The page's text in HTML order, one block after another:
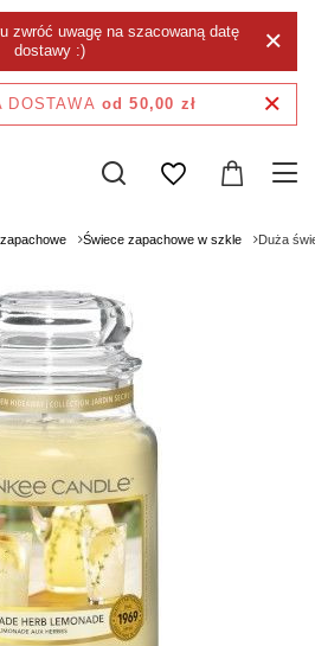
zwróć uwagę na szacowaną datę
dostawy :)
DOSTAWA od 50,00 zł
Świece zapachowe w szkle Duża